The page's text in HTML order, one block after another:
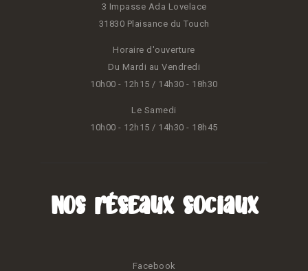
3 Impasse Ada Lovelace
31830 Plaisance du Touch
Horaire d'ouverture
Du Mardi au Vendredi
10h00 - 12h15 / 14h30 - 18h30
Le Samedi
10h00 - 12h15 / 14h30 - 18h45
Nos réseaux sociaux
Facebook